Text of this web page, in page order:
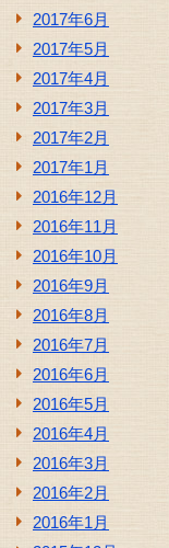
2017年6月
2017年5月
2017年4月
2017年3月
2017年2月
2017年1月
2016年12月
2016年11月
2016年10月
2016年9月
2016年8月
2016年7月
2016年6月
2016年5月
2016年4月
2016年3月
2016年2月
2016年1月